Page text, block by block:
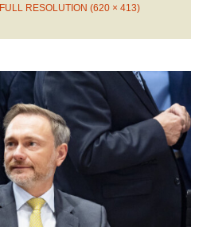
FULL RESOLUTION (620 × 413)